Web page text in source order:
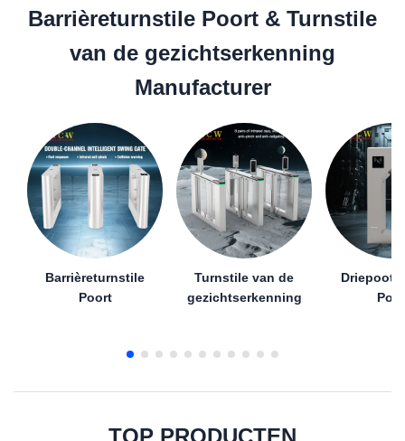
Barrièreturnstile Poort & Turnstile
van de gezichtserkenning
Manufacturer
Barrièreturnstile
Poort
Turnstile van de
gezichtserkenning